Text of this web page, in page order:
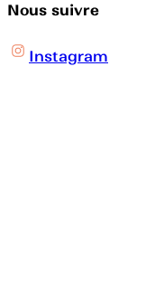
Nous suivre
Instagram